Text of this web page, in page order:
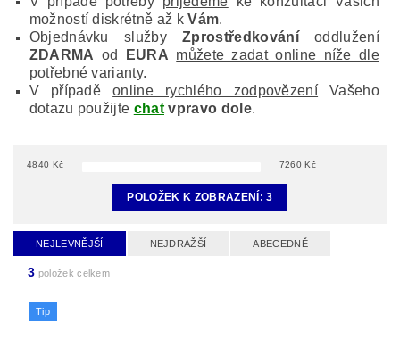
možností diskrétně až kVám.
Objednávku služby
Zprostředkováníoddlužení
ZDARMA od EURA můžete zadat online níže dle
potřebné varianty.
V případěonline rychlého zodpovězení Vašeho
dotazu použijte chatvpravo dole.
4840 Kč 7260 Kč
POLOŽEK K ZOBRAZENÍ:3
NEJLEVNĚJŠÍ NEJDRAŽŠÍ ABECEDNĚ
3 položek celkem
Tip